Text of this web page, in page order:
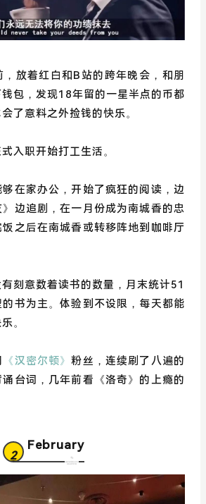
放着红白和B站的跨年晚会，和朋
包，发现18年留的一星半点的币都
了意料之外捡钱的快乐。
入职开始打工生活。
在家办公，开始了疯狂的阅读，边
边追剧，在一月份成为南城香的忠
之后在南城香或转移阵地到咖啡厅
刻意数着读书的数量，月末统计51
书为主。体验到不设限，每天都能
。
《汉密尔顿》粉丝，连续刷了八遍的
诵台词，几年前看《洛奇》的上瘾的
February
2